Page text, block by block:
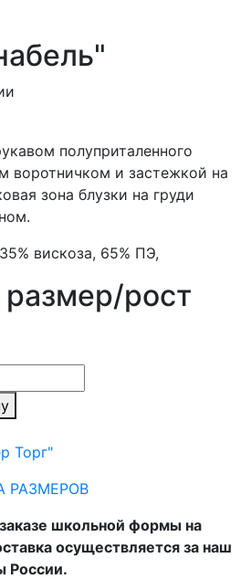
полуприталенного
воротничком и застежкой на
зона блузки на груди
35% вискоза, 65% ПЭ,
рост
Торг"
РАЗМЕРОВ
школьной формы на
осуществляется за наш
России.